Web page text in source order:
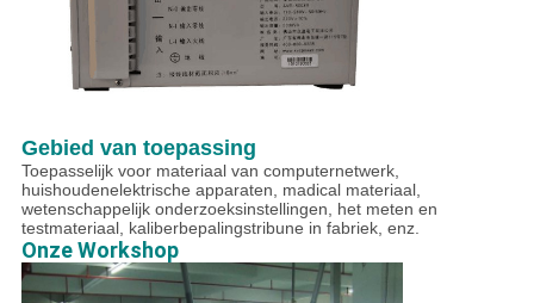
Gebied van toepassing
Toepasselijk voor materiaal van computernetwerk,
huishoudenelektrische apparaten, madical materiaal,
wetenschappelijk onderzoeksinstellingen, het meten en
testmateriaal, kaliberbepalingstribune in fabriek, enz.
Onze Workshop